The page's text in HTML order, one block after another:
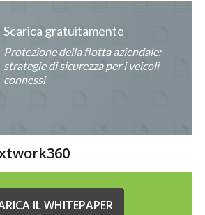
Scarica gratuitamente
Protezione della flotta aziendale:
strategie di sicurezza per i veicoli
connessi
IL WHITEPAPER